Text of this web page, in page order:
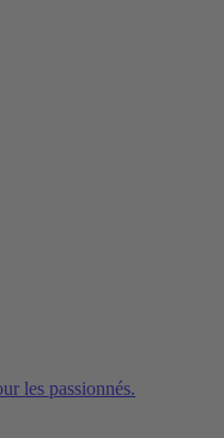
les passionnés.